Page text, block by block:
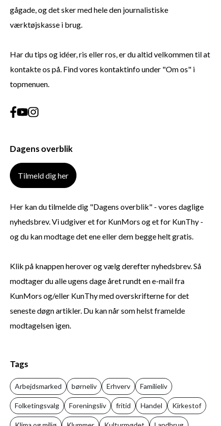
gågade, og det sker med hele den journalistiske
værktøjskasse i brug.
Har du tips og idéer, ris eller ros, er du altid velkommen til at
kontakte os på. Find vores kontaktinfo under "Om os" i
topmenuen.
Dagens overblik
Tilmeld dig her
Her kan du tilmelde dig "Dagens overblik" - vores daglige
nyhedsbrev. Vi udgiver et for KunMors og et for KunThy -
og du kan modtage det ene eller dem begge helt gratis.
Klik på knappen herover og vælg derefter nyhedsbrev. Så
modtager du alle ugens dage året rundt en e-mail fra
KunMors og/eller KunThy med overskrifterne for det
seneste døgn artikler. Du kan når som helst framelde
modtagelsen igen.
Tags
Arbejdsmarked børneliv Erhverv Familieliv
Folketingsvalg Foreningsliv fritid Handel Kirkestof